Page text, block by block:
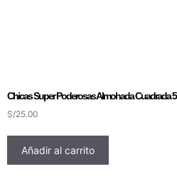
Chicas Super Poderosas Almohada Cuadrada 5
S/25.00
Añadir al carrito